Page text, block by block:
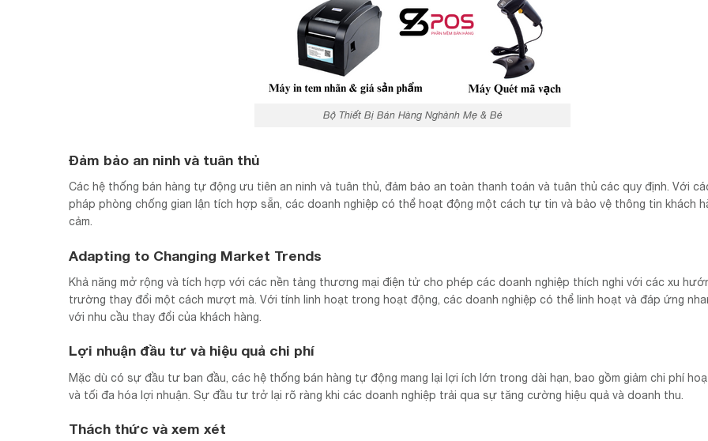
Bộ Thiết Bị Bán Hàng Nghành Mẹ & Bé
Đảm bảo an ninh và tuân thủ
Các hệ thống bán hàng tự động ưu tiên an ninh và tuân thủ, đảm bảo an toàn thanh toán và tuân thủ các quy định. Với
pháp phòng chống gian lận tích hợp sẵn, các doanh nghiệp có thể hoạt động một cách tự tin và bảo vệ thông tin khách
cảm.
Adapting to Changing Market Trends
Khả năng mở rộng và tích hợp với các nền tảng thương mại điện tử cho phép các doanh nghiệp thích nghi với các xu
trường thay đổi một cách mượt mà. Với tính linh hoạt trong hoạt động, các doanh nghiệp có thể linh hoạt và đáp ứng
với nhu cầu thay đổi của khách hàng.
Lợi nhuận đầu tư và hiệu quả chi phí
Mặc dù có sự đầu tư ban đầu, các hệ thống bán hàng tự động mang lại lợi ích lớn trong dài hạn, bao gồm giảm chi phí
và tối đa hóa lợi nhuận. Sự đầu tư trở lại rõ ràng khi các doanh nghiệp trải qua sự tăng cường hiệu quả và doanh thu.
Thách thức và xem xét